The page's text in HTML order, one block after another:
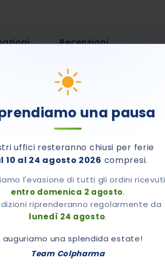
una pausa
uffici resteranno chiusi per ferie
10 al 24 agosto 2026 compresi.
l'evasione di tutti gli ordini ricevuti
entro domenica 2 agosto.
riprenderanno regolarmente da
lunedì 24 agosto.
auguriamo una splendida estate!
Team Colpharma
Recensioni